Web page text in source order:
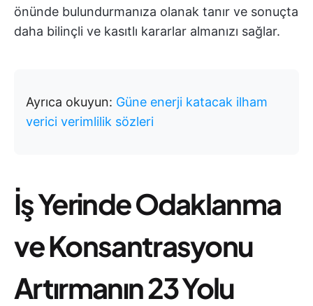
önünde bulundurmanıza olanak tanır ve sonuçta
daha bilinçli ve kasıtlı kararlar almanızı sağlar.
Ayrıca okuyun: Güne enerji katacak ilham
verici verimlilik sözleri
İş Yerinde Odaklanma
ve Konsantrasyonu
Artırmanın 23 Yolu